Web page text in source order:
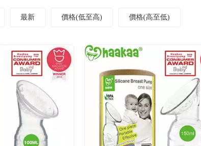
最新 價格(低至高) 價格(高至低)